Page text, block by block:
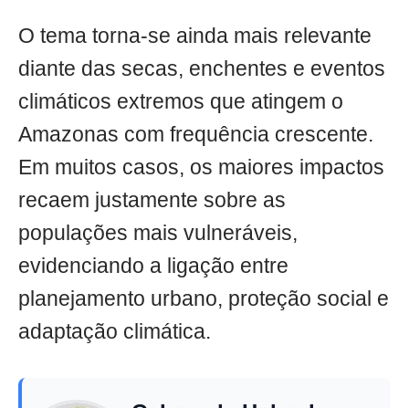
O tema torna-se ainda mais relevante
diante das secas, enchentes e eventos
climáticos extremos que atingem o
Amazonas com frequência crescente.
Em muitos casos, os maiores impactos
recaem justamente sobre as
populações mais vulneráveis,
evidenciando a ligação entre
planejamento urbano, proteção social e
adaptação climática.